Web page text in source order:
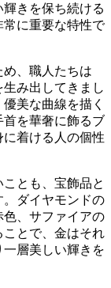
きを保ち続ける
常に重要な特性で
、職人たちは
み出してきまし
美な曲線を描く
を華奢に飾るブ
着ける人の個性
とも、宝飾品と
ダイヤモンドの
、サファイアの
とで、金はそれ
層美しい輝きを